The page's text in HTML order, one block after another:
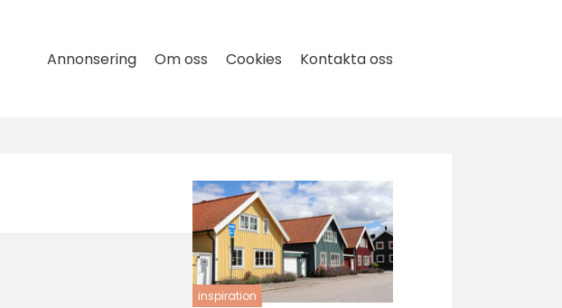
Annonsering Om oss Cookies Kontakta oss
inspiration